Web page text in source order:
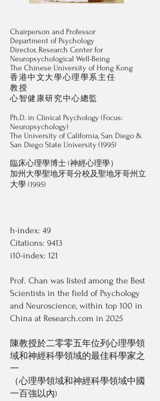
Chairperson and Professor
Department of Psychology
Director, Research Center for
Neuropsychological Well-Being
The Chinese University of Hong Kong
香港中文大學心理學系主任
教授
心智健康研究中心總監
Ph.D. in Clinical Psychology (Focus:
Neuropsychology)
The University of California, San Diego &
San Diego State University (1995)
臨床心理學博士 (神經心理學）
加州大學聖地牙哥分校及聖地牙哥州立
大學 (1995)
h-index: 49
Citations: 9413
i10-index: 121
Prof. Chan was listed among the Best
Scientists in the field of Psychology
and Neuroscience, within top 100 in
China at Research.com in 2025
陳教授於二零零五年位列心理學領
域和神經科學領域的最佳科學家之
一
（心理學領域和神經科學領域中國
一百強以內)